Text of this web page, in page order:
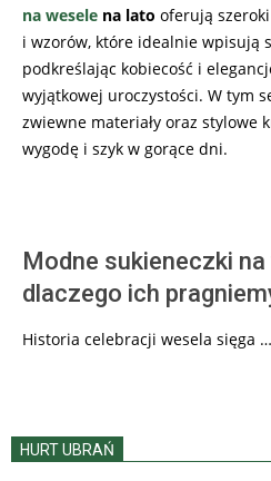
na wesele na lato oferują
i wzorów, które idealnie wpisują
podkreślając kobiecość i
wyjątkowej uroczystości. W tym
zwiewne materiały oraz stylowe
wygodę i szyk w gorące dni.
Modne sukieneczki
dlaczego ich
Historia celebracji wesela sięga …
HURT UBRAŃ